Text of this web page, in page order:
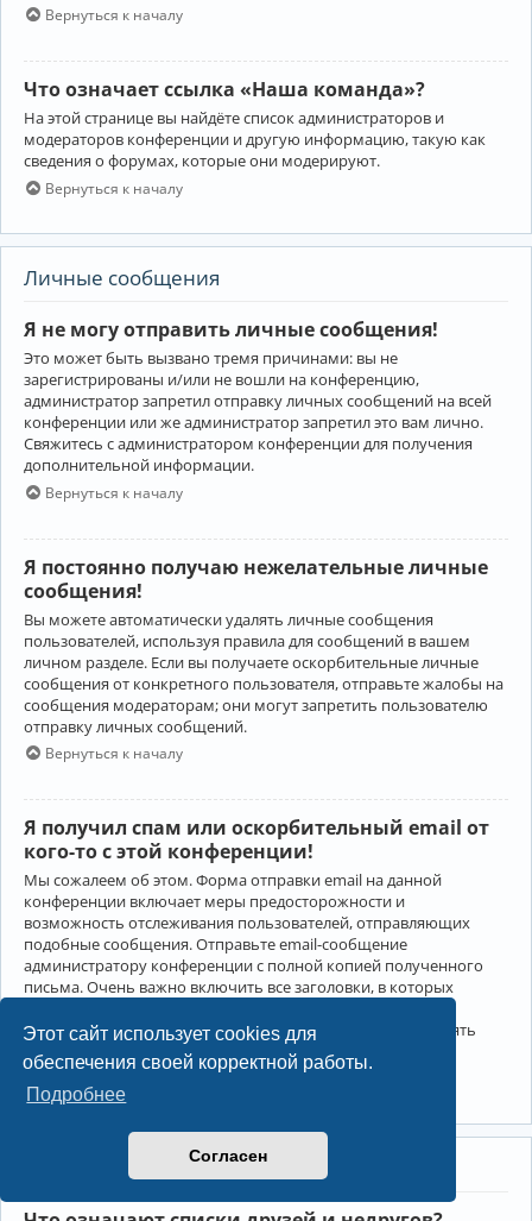
Этот сайт использует cookies для
обеспечения своей корректной работы.
Подробнее
Согласен
Вернуться к началу
Что означает ссылка «Наша команда»?
На этой странице вы найдёте список администраторов и
модераторов конференции и другую информацию, такую как
сведения о форумах, которые они модерируют.
Вернуться к началу
Личные сообщения
Я не могу отправить личные сообщения!
Это может быть вызвано тремя причинами: вы не
зарегистрированы и/или не вошли на конференцию,
администратор запретил отправку личных сообщений на всей
конференции или же администратор запретил это вам лично.
Свяжитесь с администратором конференции для получения
дополнительной информации.
Вернуться к началу
Я постоянно получаю нежелательные личные
сообщения!
Вы можете автоматически удалять личные сообщения
пользователей, используя правила для сообщений в вашем
личном разделе. Если вы получаете оскорбительные личные
сообщения от конкретного пользователя, отправьте жалобы на
сообщения модераторам; они могут запретить пользователю
отправку личных сообщений.
Вернуться к началу
Я получил спам или оскорбительный email от
кого-то с этой конференции!
Мы сожалеем об этом. Форма отправки email на данной
конференции включает меры предосторожности и
возможность отслеживания пользователей, отправляющих
подобные сообщения. Отправьте email-сообщение
администратору конференции с полной копией полученного
письма. Очень важно включить все заголовки, в которых
Администратор конференции сможет в этом случае принять
меры.
Друзья и недруги